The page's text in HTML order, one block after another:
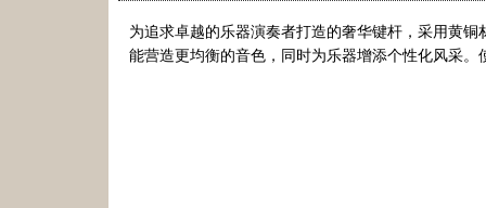
为追求卓越的乐器演奏者打造的奢华键杆，采用黄
能营造更均衡的音色，同时为乐器增添个性化风采。